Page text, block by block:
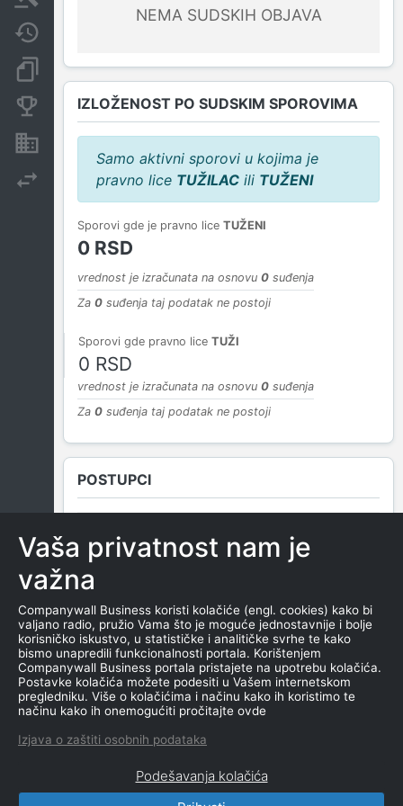
Dokumenti i objave
Konkurentske kompanije
Nekretnine i imovina
NEMA SUDSKIH OBJAVA
IZLOŽENOST PO SUDSKIM SPOROVIMA
Samo aktivni sporovi u kojima je
pravno lice TUŽILAC ili TUŽENI
Sporovi gde je pravno lice TUŽENI
0 RSD
vrednost je izračunata na osnovu 0 suđenja
Za 0 suđenja taj podatak ne postoji
Sporovi gde pravno lice TUŽI
0 RSD
vrednost je izračunata na osnovu 0 suđenja
Za 0 suđenja taj podatak ne postoji
POSTUPCI
NEMA SUDSKIH OBJAVA
ROČIŠTA
NEMA SUDSKIH OBJAVA
Vaša privatnost nam je
važna
Companywall Business koristi kolačiće (engl. cookies) kako bi
valjano radio, pružio Vama što je moguće jednostavnije i bolje
korisničko iskustvo, u statističke i analitičke svrhe te kako
bismo unapredili funkcionalnosti portala. Korištenjem
Companywall Business portala pristajete na upotrebu kolačića.
Postavke kolačića možete podesiti u Vašem internetskom
pregledniku. Više o kolačićima i načinu kako ih koristimo te
načinu kako ih onemogućiti pročitajte ovde
Izjava o zaštiti osobnih podataka
Podešavanja kolačića